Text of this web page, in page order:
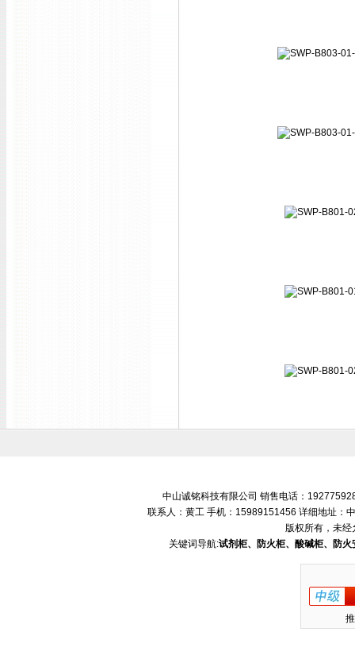
中山诚铭科技有限公司 销售电话：
联系人：黄工 手机：15989151456 详细地址：
版权所有，未经
关键词导航:试剂柜、防火柜、酸碱柜、防